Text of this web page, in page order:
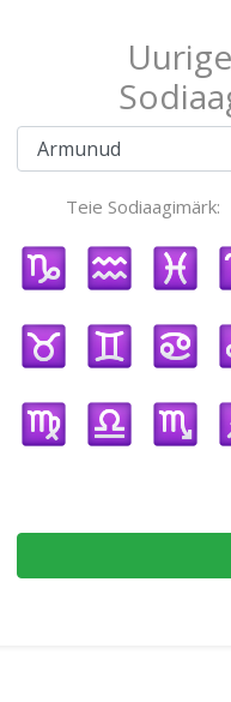
Teie Sodiaagimärk: